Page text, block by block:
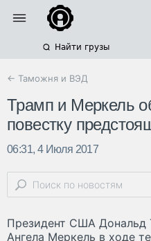
Найти грузы
← Таможня и ВЭД
Трамп и Меркель
повестку
06:31, 4 Июля 2017
Президент США Дональд
Ангела Меркель в ходе